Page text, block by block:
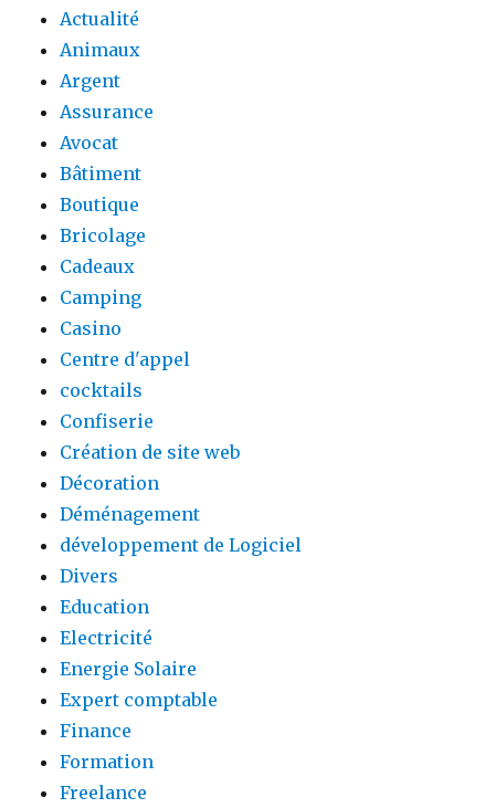
Actualité
Animaux
Argent
Assurance
Avocat
Bâtiment
Boutique
Bricolage
Cadeaux
Camping
Casino
Centre d'appel
cocktails
Confiserie
Création de site web
Décoration
Déménagement
développement de Logiciel
Divers
Education
Electricité
Energie Solaire
Expert comptable
Finance
Formation
Freelance